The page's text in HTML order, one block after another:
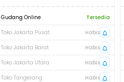
Gudang Online
Tersedia
Toko Jakarta Pusat
Habis
Toko Jakarta Barat
Habis
Toko Jakarta Utara
Habis
Toko Tangerang
Habis